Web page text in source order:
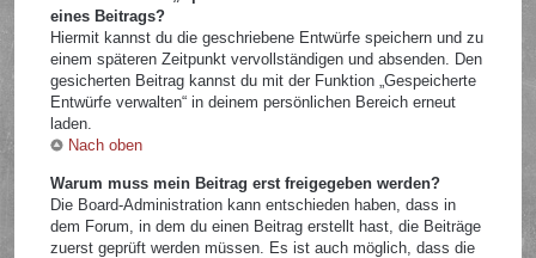
eines Beitrags?
Hiermit kannst du die geschriebene Entwürfe speichern und zu
einem späteren Zeitpunkt vervollständigen und absenden. Den
gesicherten Beitrag kannst du mit der Funktion „Gespeicherte
Entwürfe verwalten“ in deinem persönlichen Bereich erneut
laden.
Nach oben
Warum muss mein Beitrag erst freigegeben werden?
Die Board-Administration kann entschieden haben, dass in
dem Forum, in dem du einen Beitrag erstellt hast, die Beiträge
zuerst geprüft werden müssen. Es ist auch möglich, dass die